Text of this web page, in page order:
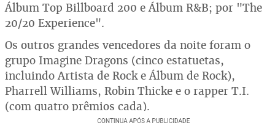
Álbum Top Billboard 200 e Álbum R&B; por "The
20/20 Experience".
Os outros grandes vencedores da noite foram o
grupo Imagine Dragons (cinco estatuetas,
incluindo Artista de Rock e Álbum de Rock),
Pharrell Williams, Robin Thicke e o rapper T.I.
(com quatro prêmios cada).